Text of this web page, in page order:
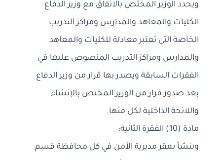
ويحدد الوزير المختص بالاتفاق مع وزير الدفاع
الكليات والمعاهد والمدارس ومراكز التدريب
الخاصة التي تعتبر معادلة للكليات والمعاهد
والمدارس ومراكز التدريب المنصوص عليها في
الفقرات السابقة ويصدر بها قرار من وزير الدفاع
بعد صدور قرار من الوزير المختص بالإنشاء
واللائحة الداخلية لكل منها.
مادة (10) الفقرة الثانية:
وينشأ بمقر مديرية الأمن في كل محافظة قسم